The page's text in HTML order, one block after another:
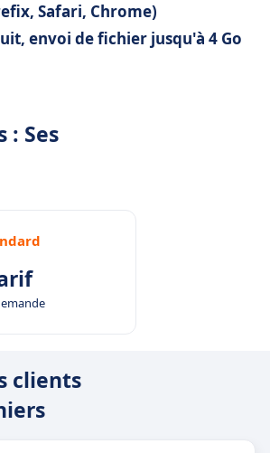
Safari, Chrome)
envoi de fichier jusqu'à 4 Go
: Ses
clients